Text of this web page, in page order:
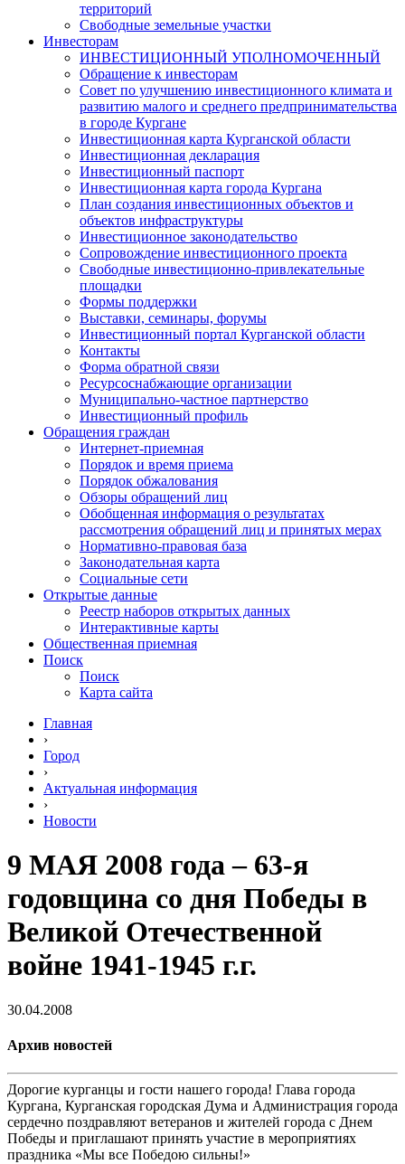
территорий
Свободные земельные участки
Инвесторам
ИНВЕСТИЦИОННЫЙ УПОЛНОМОЧЕННЫЙ
Обращение к инвесторам
Совет по улучшению инвестиционного климата и
развитию малого и среднего предпринимательства
в городе Кургане
Инвестиционная карта Курганской области
Инвестиционная декларация
Инвестиционный паспорт
Инвестиционная карта города Кургана
План создания инвестиционных объектов и
объектов инфраструктуры
Инвестиционное законодательство
Сопровождение инвестиционного проекта
Свободные инвестиционно-привлекательные
площадки
Формы поддержки
Выставки, семинары, форумы
Инвестиционный портал Курганской области
Контакты
Форма обратной связи
Ресурсоснабжающие организации
Муниципально-частное партнерство
Инвестиционный профиль
Обращения граждан
Интернет-приемная
Порядок и время приема
Порядок обжалования
Обзоры обращений лиц
Обобщенная информация о результатах
рассмотрения обращений лиц и принятых мерах
Нормативно-правовая база
Законодательная карта
Социальные сети
Открытые данные
Реестр наборов открытых данных
Интерактивные карты
Общественная приемная
Поиск
Поиск
Карта сайта
Главная
›
Город
›
Актуальная информация
›
Новости
9 МАЯ 2008 года – 63-я
годовщина со дня Победы в
Великой Отечественной
войне 1941-1945 г.г.
30.04.2008
Архив новостей
Дорогие курганцы и гости нашего города! Глава города
Кургана, Курганская городская Дума и Администрация города
сердечно поздравляют ветеранов и жителей города с Днем
Победы и приглашают принять участие в мероприятиях
праздника «Мы все Победою сильны!»